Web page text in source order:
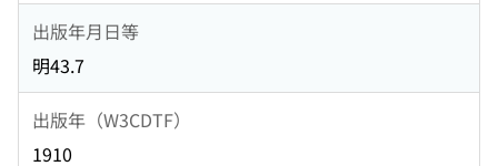
出版年月日等
明43.7
出版年（W3CDTF）
1910